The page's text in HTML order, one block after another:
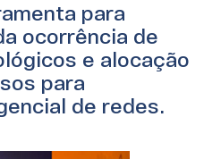
para
ocorrência de
e alocação
para
de redes.